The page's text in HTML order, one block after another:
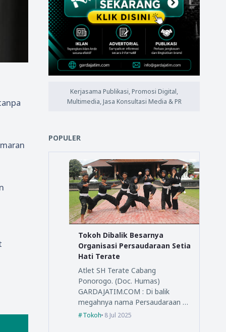
Kerjasama Publikasi, Promosi Digital,
Multimedia, Jasa Konsultasi Media & PR
POPULER
Tokoh Dibalik Besarnya
Organisasi Persaudaraan Setia
Hati Terate
Atlet SH Terate Cabang
Ponorogo. (Doc. Humas)
GARDAJATIM.COM : Di balik
megahnya nama Persaudaraan …
Tokoh 8 Jul 2025